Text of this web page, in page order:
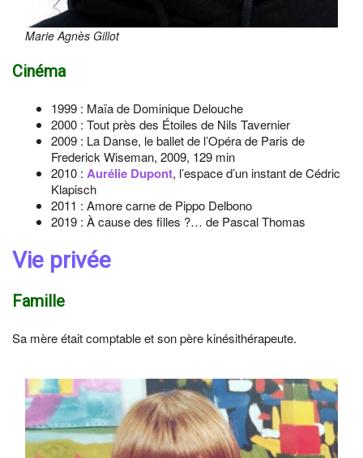
Marie Agnès Gillot
Cinéma
1999 : Maïa de Dominique Delouche
2000 : Tout près des Étoiles de Nils Tavernier
2009 : La Danse, le ballet de l’Opéra de Paris de
Frederick Wiseman, 2009, 129 min
2010 : Aurélie Dupont, l’espace d’un instant de Cédric
Klapisch
2011 : Amore carne de Pippo Delbono
2019 : À cause des filles ?… de Pascal Thomas
Vie privée
Famille
Sa mère était comptable et son père kinésithérapeute.